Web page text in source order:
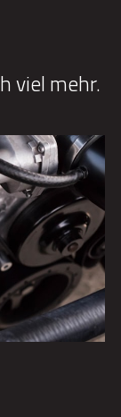
viel mehr.